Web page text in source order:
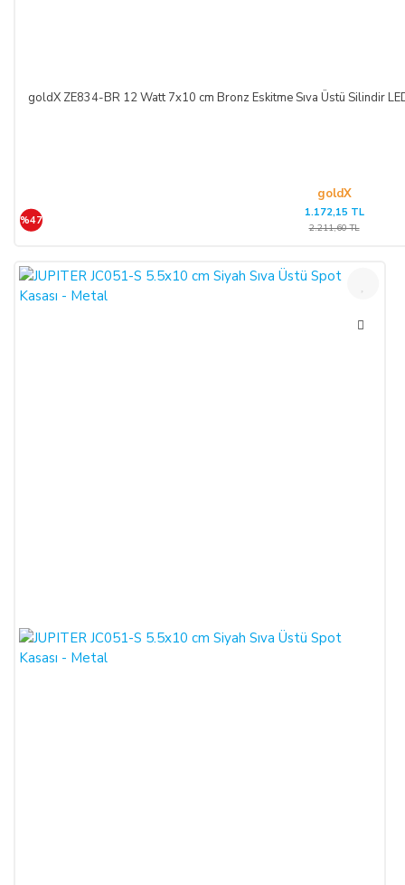
goldX ZE834-BR 12 Watt 7x10 cm Bronz Eskitme Sıva Üstü Silindir
goldX
%47
1.172,15 TL
2.211,60 TL